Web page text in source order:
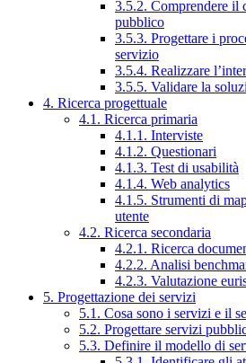
3.5.2. Comprendere il
pubblico
3.5.3. Progettare i
servizio
3.5.4. Realizzare
3.5.5. Validare la
4. Ricerca progettuale
4.1. Ricerca primaria
4.1.1. Interviste
4.1.2. Questionari
4.1.3. Test di usabilità
4.1.4. Web analytics
4.1.5. Strumenti di
utente
4.2. Ricerca secondaria
4.2.1. Ricerca
4.2.2. Analisi
4.2.3. Valutazione
5. Progettazione dei servizi
5.1. Cosa sono i servizi e il
5.2. Progettare servizi
5.3. Definire il modello di